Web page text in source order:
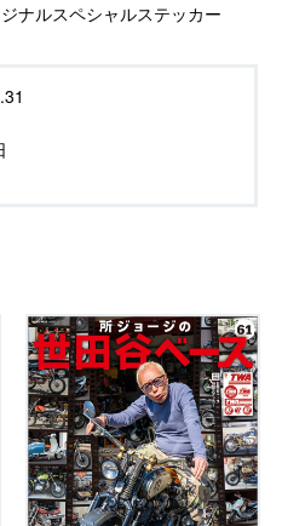
ナルスペシャルステッカー